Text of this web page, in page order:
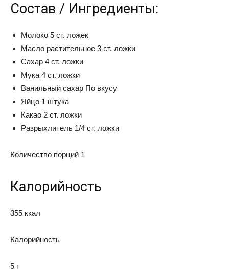
Состав / Ингредиенты:
Молоко 5 ст. ложек
Масло растительное 3 ст. ложки
Сахар 4 ст. ложки
Мука 4 ст. ложки
Ванильный сахар По вкусу
Яйцо 1 штука
Какао 2 ст. ложки
Разрыхлитель 1/4 ст. ложки
Количество порций 1
Калорийность
355 ккал
Калорийность
5 г